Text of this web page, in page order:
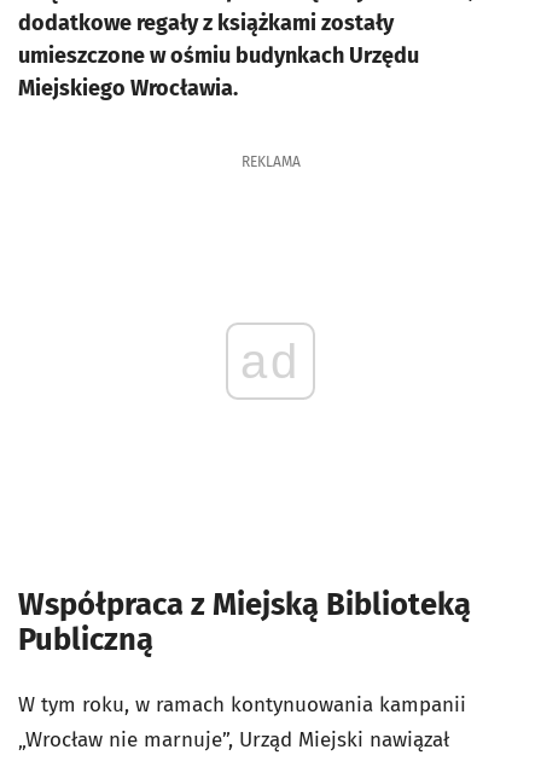
dodatkowe regały z książkami zostały
umieszczone w ośmiu budynkach Urzędu
Miejskiego Wrocławia.
REKLAMA
ad
Współpraca z Miejską Biblioteką
Publiczną
W tym roku, w ramach kontynuowania kampanii
„Wrocław nie marnuje”, Urząd Miejski nawiązał